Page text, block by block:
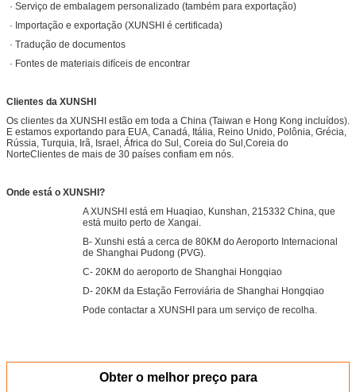
· Serviço de embalagem personalizado (também para exportação)
· Importação e exportação (XUNSHI é certificada)
· Tradução de documentos
· Fontes de materiais difíceis de encontrar
Clientes da XUNSHI
Os clientes da XUNSHI estão em toda a China (Taiwan e Hong Kong incluídos).
E estamos exportando para EUA, Canadá, Itália, Reino Unido, Polônia, Grécia,
Rússia, Turquia, Irã, Israel, África do Sul, Coreia do Sul,Coreia do
NorteClientes de mais de 30 países confiam em nós.
Onde está o XUNSHI?
A XUNSHI está em Huaqiao, Kunshan, 215332 China, que
está muito perto de Xangai.
B- Xunshi está a cerca de 80KM do Aeroporto Internacional
de Shanghai Pudong (PVG).
C- 20KM do aeroporto de Shanghai Hongqiao
D- 20KM da Estação Ferroviária de Shanghai Hongqiao
Pode contactar a XUNSHI para um serviço de recolha.
Obter o melhor preço para